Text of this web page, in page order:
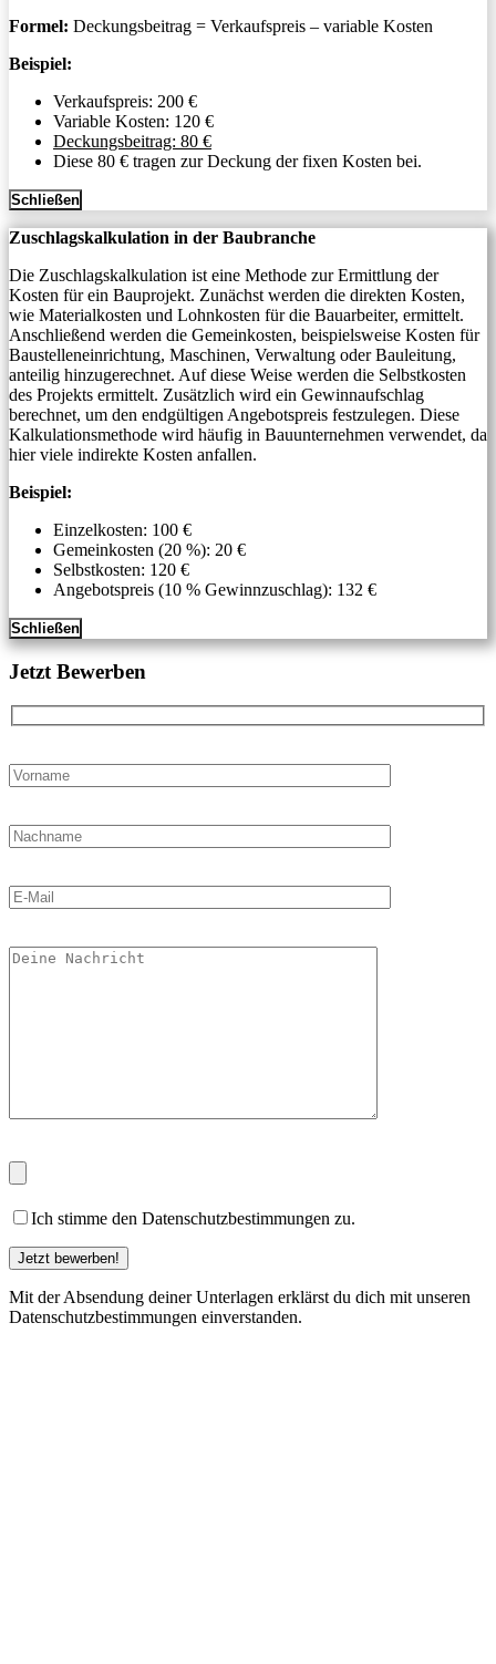
Formel: Deckungsbeitrag = Verkaufspreis – variable Kosten
Beispiel:
Verkaufspreis: 200 €
Variable Kosten: 120 €
Deckungsbeitrag: 80 €
Diese 80 € tragen zur Deckung der fixen Kosten bei.
Schließen
Zuschlagskalkulation in der Baubranche
Die Zuschlagskalkulation ist eine Methode zur Ermittlung der
Kosten für ein Bauprojekt. Zunächst werden die direkten Kosten,
wie Materialkosten und Lohnkosten für die Bauarbeiter, ermittelt.
Anschließend werden die Gemeinkosten, beispielsweise Kosten für
Baustelleneinrichtung, Maschinen, Verwaltung oder Bauleitung,
anteilig hinzugerechnet. Auf diese Weise werden die Selbstkosten
des Projekts ermittelt. Zusätzlich wird ein Gewinnaufschlag
berechnet, um den endgültigen Angebotspreis festzulegen. Diese
Kalkulationsmethode wird häufig in Bauunternehmen verwendet, da
hier viele indirekte Kosten anfallen.
Beispiel:
Einzelkosten: 100 €
Gemeinkosten (20 %): 20 €
Selbstkosten: 120 €
Angebotspreis (10 % Gewinnzuschlag): 132 €
Schließen
Jetzt Bewerben
Ich stimme den Datenschutzbestimmungen zu.
Mit der Absendung deiner Unterlagen erklärst du dich mit unseren
Datenschutzbestimmungen einverstanden.